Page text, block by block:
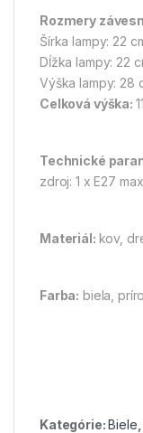
Rozmery
Šírka lampy: 22
Dĺžka lampy: 22
Výška lampy: 28
Celková výška:
Technické
zdroj: 1 x E27
Materiál: kov,
Farba: biela,
Kategórie:Biele